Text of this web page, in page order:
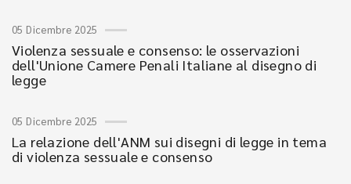
05 Dicembre 2025
Violenza sessuale e consenso: le osservazioni
dell'Unione Camere Penali Italiane al disegno di
legge
05 Dicembre 2025
La relazione dell'ANM sui disegni di legge in tema
di violenza sessuale e consenso